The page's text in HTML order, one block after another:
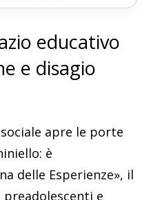
educativo
e disagio
apre le porte
è
delle Esperienze», il
e